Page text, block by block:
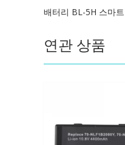
배터리 BL-5H 스마
연관 상품